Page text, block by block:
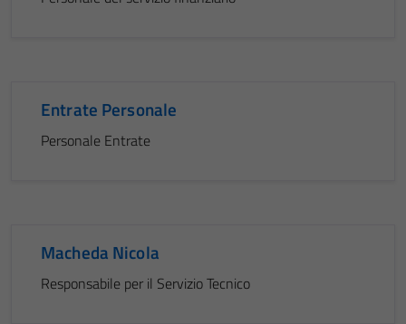
Entrate Personale
Personale Entrate
Macheda Nicola
Responsabile per il Servizio Tecnico